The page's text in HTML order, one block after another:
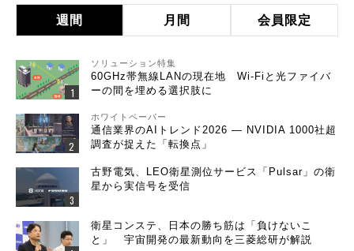
週間 月間 会員限定
ソリューション特集
60GHz帯無線LANの現在地 Wi-Fiと光ファイバ
ーの間を埋める選択肢に
ホワイトペーパー
通信業界のAIトレンド2026 ― NVIDIA 1000社超
調査が捉えた「転換点」
古野電気、LEO衛星測位サービス「Pulsar」の衛
星から実信号を受信
衛星コンステ、日本の勝ち筋は「負けないこ
と」 宇宙開発の最新動向を三菱総研が解説